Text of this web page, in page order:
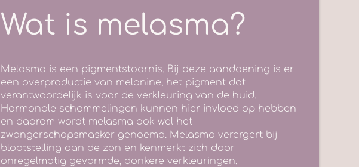
Wat is melasma?
Melasma is een pigmentstoornis. Bij deze aandoening is er
een overproductie van melanine, het pigment dat
verantwoordelijk is voor de verkleuring van de huid.
Hormonale schommelingen kunnen hier invloed op hebben
en daarom wordt melasma ook wel het
zwangerschapsmasker genoemd. Melasma verergert bij
blootstelling aan de zon en kenmerkt zich door
onregelmatig gevormde, donkere verkleuringen.